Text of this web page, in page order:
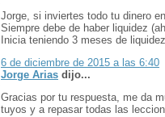
Jorge, si inviertes todo tu dinero
Siempre debe de haber liquidez
Inicia teniendo 3 meses de
6 de diciembre de 2015 a las 6:40
Jorge Arias dijo...
Gracias por tu respuesta, me da
tuyos y a repasar todas las